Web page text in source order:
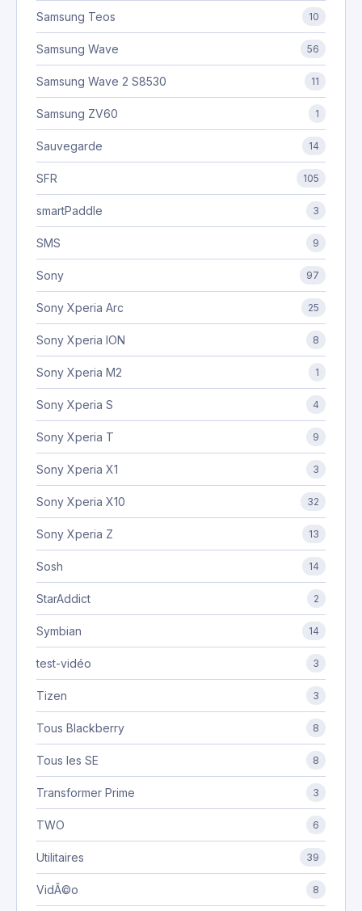
Samsung Teos 10
Samsung Wave 56
Samsung Wave 2 S8530 11
Samsung ZV60 1
Sauvegarde 14
SFR 105
smartPaddle 3
SMS 9
Sony 97
Sony Xperia Arc 25
Sony Xperia ION 8
Sony Xperia M2 1
Sony Xperia S 4
Sony Xperia T 9
Sony Xperia X1 3
Sony Xperia X10 32
Sony Xperia Z 13
Sosh 14
StarAddict 2
Symbian 14
test-vidéo 3
Tizen 3
Tous Blackberry 8
Tous les SE 8
Transformer Prime 3
TWO 6
Utilitaires 39
VidÃ©o 8